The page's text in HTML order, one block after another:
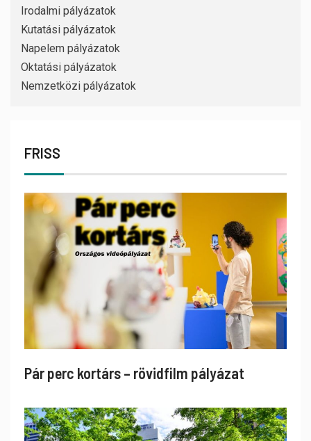
Irodalmi pályázatok
Kutatási pályázatok
Napelem pályázatok
Oktatási pályázatok
Nemzetközi pályázatok
FRISS
Pár perc kortárs – rövidfilm pályázat